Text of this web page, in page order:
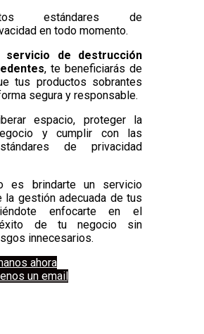
estándares de
en todo momento.
servicio de destrucción
, te beneficiarás de
tus productos sobrantes
segura y responsable.
espacio, proteger la
y cumplir con las
de privacidad
es brindarte un servicio
la gestión adecuada de tus
enfocarte en el
de tu negocio sin
innecesarios.
ahora
un email